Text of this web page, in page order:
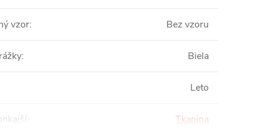
vzor: Bez vzoru
: Biela
Leto
: Tkanina